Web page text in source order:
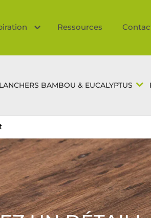
Ressources
BAMBOU & EUCALYPTUS